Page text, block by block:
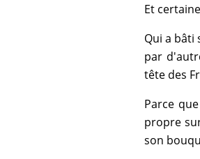
Et
Qui a bâti
par
tête des
Parce
propre
son